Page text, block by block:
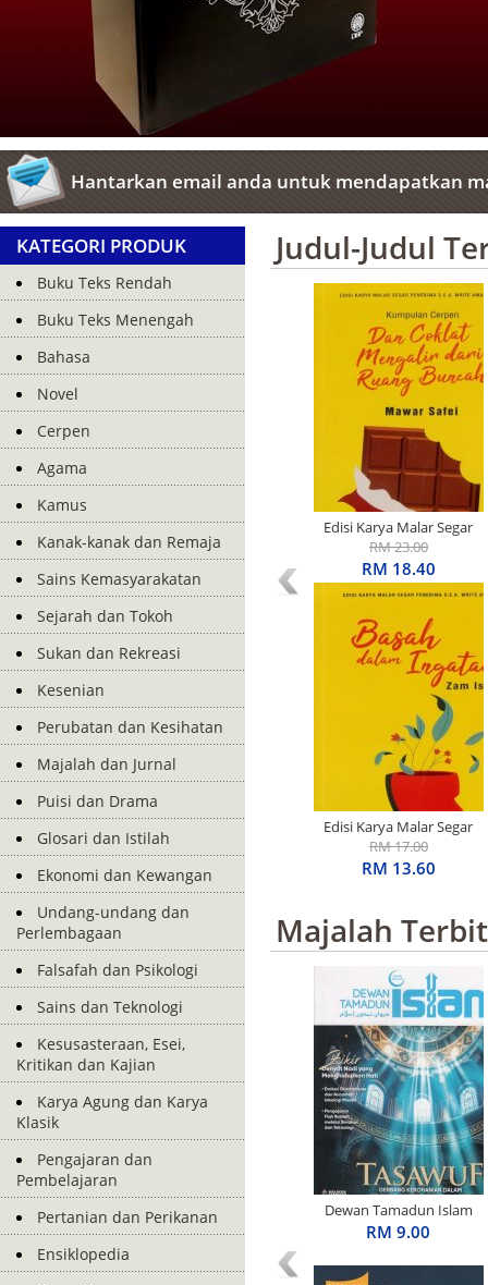
Hantarkan email anda untuk mendapatkan
KATEGORI PRODUK
Buku Teks Rendah
Buku Teks Menengah
Bahasa
Novel
Cerpen
Agama
Kamus
Kanak-kanak dan Remaja
Sains Kemasyarakatan
Sejarah dan Tokoh
Sukan dan Rekreasi
Kesenian
Perubatan dan Kesihatan
Majalah dan Jurnal
Puisi dan Drama
Glosari dan Istilah
Ekonomi dan Kewangan
Undang-undang dan
Perlembagaan
Falsafah dan Psikologi
Sains dan Teknologi
Kesusasteraan, Esei,
Kritikan dan Kajian
Karya Agung dan Karya
Klasik
Pengajaran dan
Pembelajaran
Pertanian dan Perikanan
Ensiklopedia
Judul-Judul
Edisi Karya Malar Segar
Penerima S.E.A. Write
Award: Kumpulan Cerpen:
Dan Coklat Mengalir Dari
Ruang Buncah
RM 23.00
RM 18.40
Edisi Karya Malar Segar
Penerima S.E.A. Write
Award: Basah Dalam
RM 17.00
RM 13.60
Majalah
Dewan Tamadun Islam
April 2026
RM 9.00